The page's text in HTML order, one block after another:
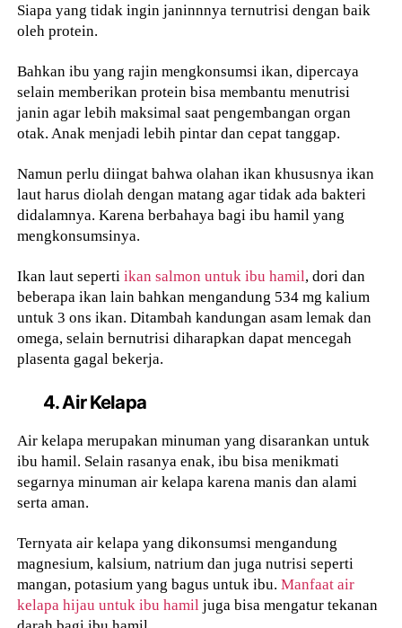
Siapa yang tidak ingin janinnnya ternutrisi dengan baik
oleh protein.
Bahkan ibu yang rajin mengkonsumsi ikan, dipercaya
selain memberikan protein bisa membantu menutrisi
janin agar lebih maksimal saat pengembangan organ
otak. Anak menjadi lebih pintar dan cepat tanggap.
Namun perlu diingat bahwa olahan ikan khususnya ikan
laut harus diolah dengan matang agar tidak ada bakteri
didalamnya. Karena berbahaya bagi ibu hamil yang
mengkonsumsinya.
Ikan laut sepertiikan salmon untuk ibu hamil, dori dan
beberapa ikan lain bahkan mengandung 534 mg kalium
untuk 3 ons ikan. Ditambah kandungan asam lemak dan
omega, selain bernutrisi diharapkan dapat mencegah
plasenta gagal bekerja.
4. Air Kelapa
Air kelapa merupakan minuman yang disarankan untuk
ibu hamil. Selain rasanya enak, ibu bisa menikmati
segarnya minuman air kelapa karena manis dan alami
serta aman.
Ternyata air kelapa yang dikonsumsi mengandung
magnesium, kalsium, natrium dan juga nutrisi seperti
mangan, potasium yang bagus untuk ibu.Manfaat air
kelapa hijau untuk ibu hamil juga bisa mengatur tekanan